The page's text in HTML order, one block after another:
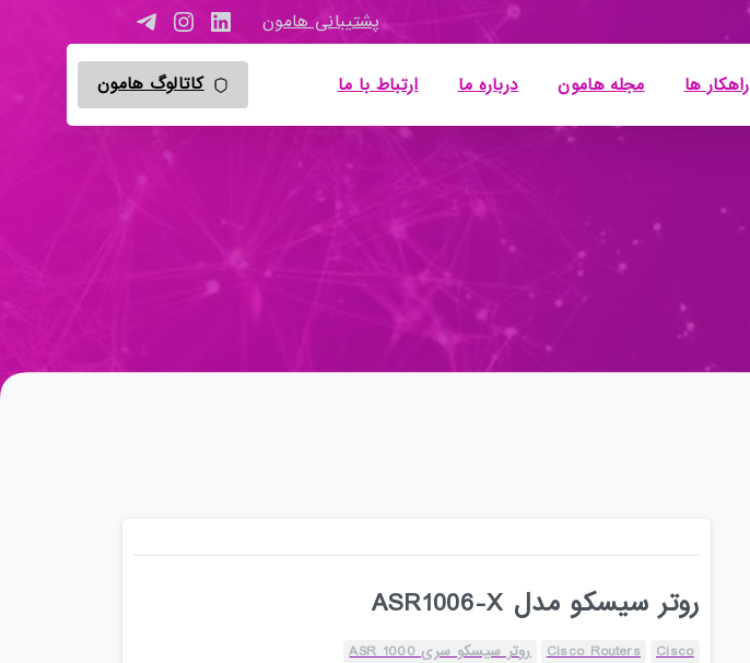
پشتیبانی هامون
راهکار ها مجله هامون درباره ما ارتباط با ما کاتالوگ هامون
روتر سیسکو مدل ASR1006-X
Cisco
Cisco Routers روتر سیسکو سری ASR 1000